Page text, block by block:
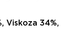
Viskoza 34%,